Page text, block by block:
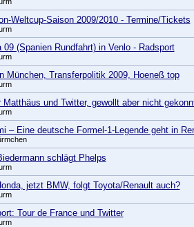
Weltcup-Saison 2009/2010 - Termine/Tickets
09 (Spanien Rundfahrt) in Venlo - Radsport
München, Transferpolitik 2009, Hoeneß top
Matthäus und Twitter, gewollt aber nicht
– Eine deutsche Formel-1-Legende geht in
schlägt Phelps
jetzt BMW, folgt Toyota/Renault auch?
Tour de France und Twitter